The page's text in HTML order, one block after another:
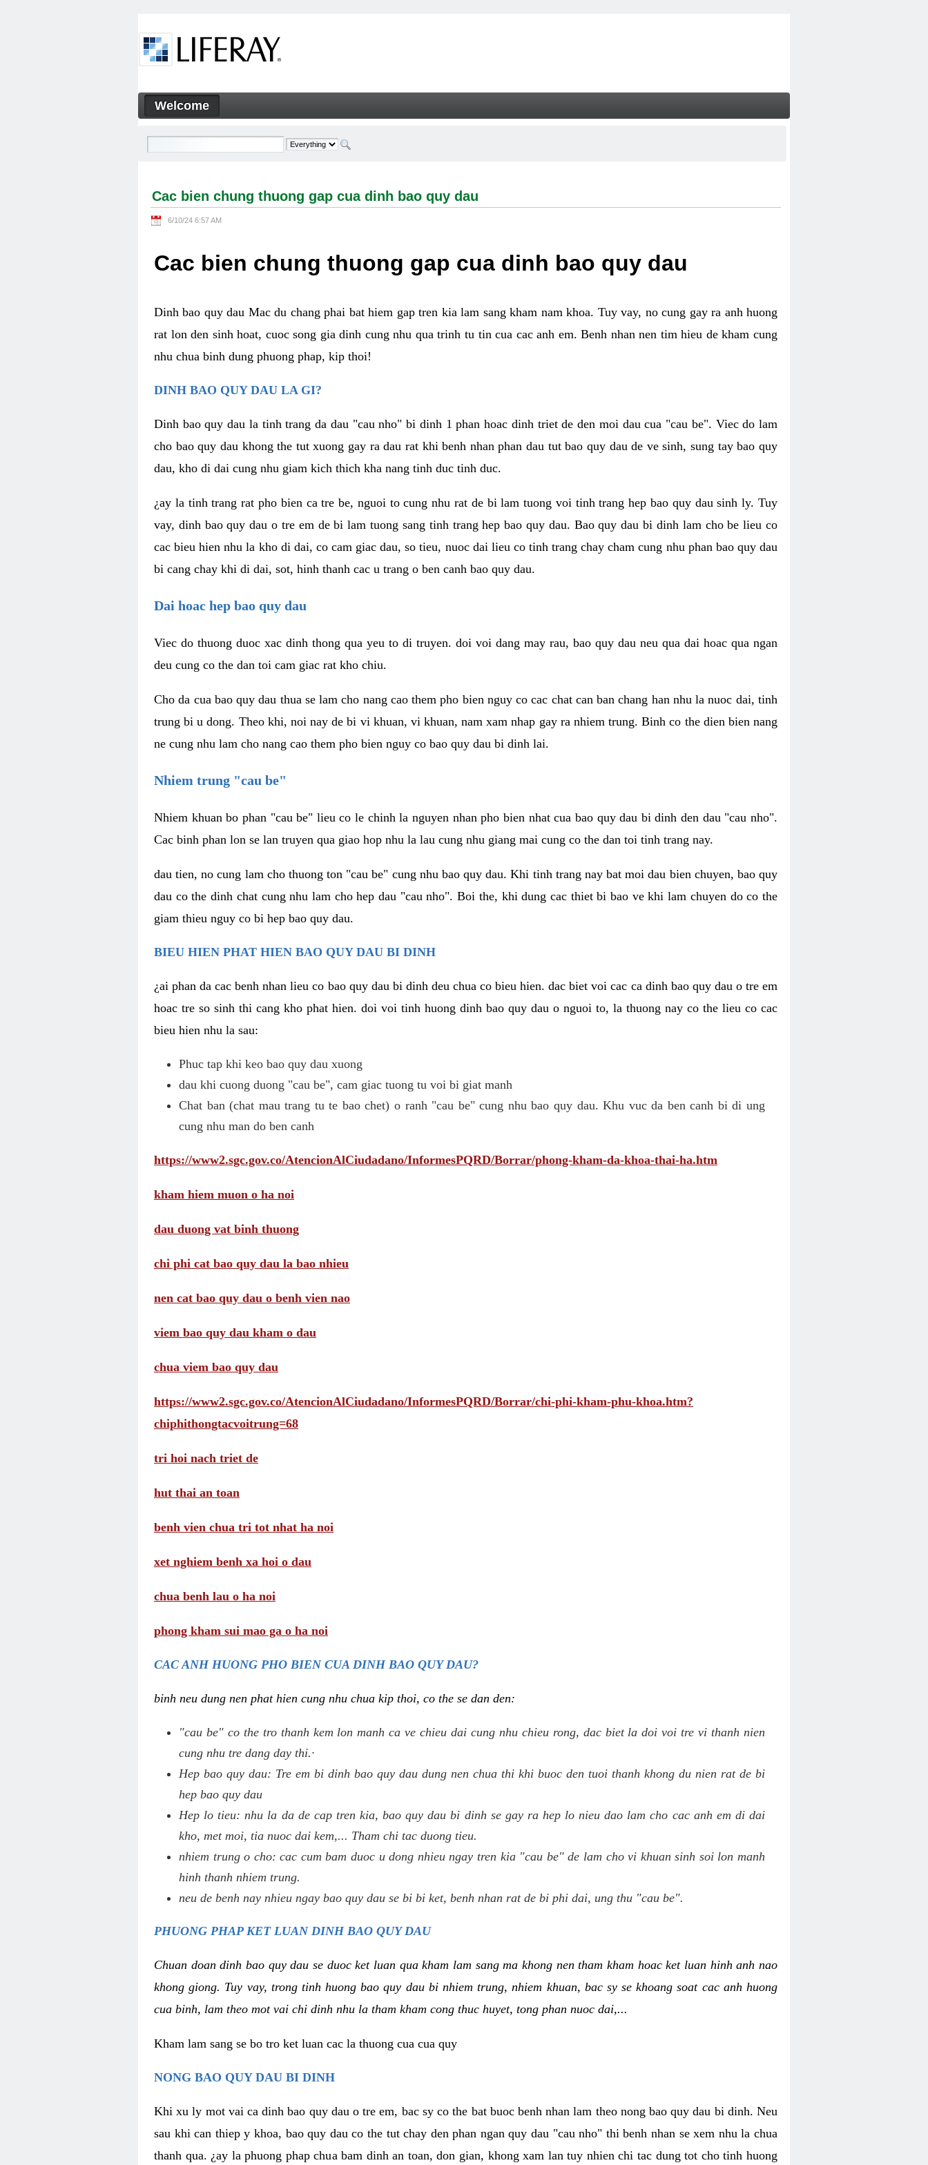
Cac bien chung thuong gap cua dinh bao quy dau - Welcome
Navigation
Welcome
Cac bien chung thuong gap cua dinh bao quy dau
6/10/24 6:57 AM
Cac bien chung thuong gap cua dinh bao quy dau
Dinh bao quy dau Mac du chang phai bat hiem gap tren kia lam sang kham nam khoa. Tuy vay, no cung gay ra anh huong
rat lon den sinh hoat, cuoc song gia dinh cung nhu qua trinh tu tin cua cac anh em. Benh nhan nen tim hieu de kham cung
nhu chua binh dung phuong phap, kip thoi!
DINH BAO QUY DAU LA GI?
Dinh bao quy dau la tinh trang da dau "cau nho" bi dinh 1 phan hoac dinh triet de den moi dau cua "cau be". Viec do lam
cho bao quy dau khong the tut xuong gay ra dau rat khi benh nhan phan dau tut bao quy dau de ve sinh, sung tay bao quy
dau, kho di dai cung nhu giam kich thich kha nang tinh duc tinh duc.
¿ay la tinh trang rat pho bien ca tre be, nguoi to cung nhu rat de bi lam tuong voi tinh trang hep bao quy dau sinh ly. Tuy
vay, dinh bao quy dau o tre em de bi lam tuong sang tinh trang hep bao quy dau. Bao quy dau bi dinh lam cho be lieu co
cac bieu hien nhu la kho di dai, co cam giac dau, so tieu, nuoc dai lieu co tinh trang chay cham cung nhu phan bao quy dau
bi cang chay khi di dai, sot, hinh thanh cac u trang o ben canh bao quy dau.
Dai hoac hep bao quy dau
Viec do thuong duoc xac dinh thong qua yeu to di truyen. doi voi dang may rau, bao quy dau neu qua dai hoac qua ngan
deu cung co the dan toi cam giac rat kho chiu.
Cho da cua bao quy dau thua se lam cho nang cao them pho bien nguy co cac chat can ban chang han nhu la nuoc dai, tinh
trung bi u dong. Theo khi, noi nay de bi vi khuan, vi khuan, nam xam nhap gay ra nhiem trung. Binh co the dien bien nang
ne cung nhu lam cho nang cao them pho bien nguy co bao quy dau bi dinh lai.
Nhiem trung "cau be"
Nhiem khuan bo phan "cau be" lieu co le chinh la nguyen nhan pho bien nhat cua bao quy dau bi dinh den dau "cau nho".
Cac binh phan lon se lan truyen qua giao hop nhu la lau cung nhu giang mai cung co the dan toi tinh trang nay.
dau tien, no cung lam cho thuong ton "cau be" cung nhu bao quy dau. Khi tinh trang nay bat moi dau bien chuyen, bao quy
dau co the dinh chat cung nhu lam cho hep dau "cau nho". Boi the, khi dung cac thiet bi bao ve khi lam chuyen do co the
giam thieu nguy co bi hep bao quy dau.
BIEU HIEN PHAT HIEN BAO QUY DAU BI DINH
¿ai phan da cac benh nhan lieu co bao quy dau bi dinh deu chua co bieu hien. dac biet voi cac ca dinh bao quy dau o tre em
hoac tre so sinh thi cang kho phat hien. doi voi tinh huong dinh bao quy dau o nguoi to, la thuong nay co the lieu co cac
bieu hien nhu la sau:
Phuc tap khi keo bao quy dau xuong
dau khi cuong duong "cau be", cam giac tuong tu voi bi giat manh
Chat ban (chat mau trang tu te bao chet) o ranh "cau be" cung nhu bao quy dau. Khu vuc da ben canh bi di ung
cung nhu man do ben canh
https://www2.sgc.gov.co/AtencionAlCiudadano/InformesPQRD/Borrar/phong-kham-da-khoa-thai-ha.htm
kham hiem muon o ha noi
dau duong vat binh thuong
chi phi cat bao quy dau la bao nhieu
nen cat bao quy dau o benh vien nao
viem bao quy dau kham o dau
chua viem bao quy dau
https://www2.sgc.gov.co/AtencionAlCiudadano/InformesPQRD/Borrar/chi-phi-kham-phu-khoa.htm?
chiphithongtacvoitrung=68
tri hoi nach triet de
hut thai an toan
benh vien chua tri tot nhat ha noi
xet nghiem benh xa hoi o dau
chua benh lau o ha noi
phong kham sui mao ga o ha noi
CAC ANH HUONG PHO BIEN CUA DINH BAO QUY DAU?
binh neu dung nen phat hien cung nhu chua kip thoi, co the se dan den:
"cau be" co the tro thanh kem lon manh ca ve chieu dai cung nhu chieu rong, dac biet la doi voi tre vi thanh nien
cung nhu tre dang day thi.·
Hep bao quy dau: Tre em bi dinh bao quy dau dung nen chua thi khi buoc den tuoi thanh khong du nien rat de bi
hep bao quy dau
Hep lo tieu: nhu la da de cap tren kia, bao quy dau bi dinh se gay ra hep lo nieu dao lam cho cac anh em di dai
kho, met moi, tia nuoc dai kem,... Tham chi tac duong tieu.
nhiem trung o cho: cac cum bam duoc u dong nhieu ngay tren kia "cau be" de lam cho vi khuan sinh soi lon manh
hinh thanh nhiem trung.
neu de benh nay nhieu ngay bao quy dau se bi bi ket, benh nhan rat de bi phi dai, ung thu "cau be".
PHUONG PHAP KET LUAN DINH BAO QUY DAU
Chuan doan dinh bao quy dau se duoc ket luan qua kham lam sang ma khong nen tham kham hoac ket luan hinh anh nao
khong giong. Tuy vay, trong tinh huong bao quy dau bi nhiem trung, nhiem khuan, bac sy se khoang soat cac anh huong
cua binh, lam theo mot vai chi dinh nhu la tham kham cong thuc huyet, tong phan nuoc dai,...
Kham lam sang se bo tro ket luan cac la thuong cua cua quy
NONG BAO QUY DAU BI DINH
Khi xu ly mot vai ca dinh bao quy dau o tre em, bac sy co the bat buoc benh nhan lam theo nong bao quy dau bi dinh. Neu
sau khi can thiep y khoa, bao quy dau co the tut chay den phan ngan quy dau "cau nho" thi benh nhan se xem nhu la chua
thanh qua. ¿ay la phuong phap chua bam dinh an toan, don gian, khong xam lan tuy nhien chi tac dung tot cho tinh huong